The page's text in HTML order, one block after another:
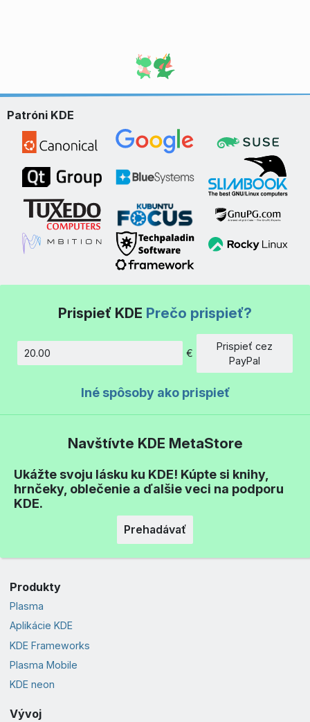
Patróni KDE
Prispieť KDE Prečo prispieť?
Množstvo
€
Prispieť cez
PayPal
Iné spôsoby ako prispieť
Navštívte KDE MetaStore
Ukážte svoju lásku ku KDE! Kúpte si knihy,
hrnčeky, oblečenie a ďalšie veci na podporu
KDE.
Prehadávať
Produkty
Plasma
Aplikácie KDE
KDE Frameworks
Plasma Mobile
KDE neon
Vývoj